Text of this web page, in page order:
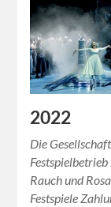
2022
Die
Rauch und
Festspiele